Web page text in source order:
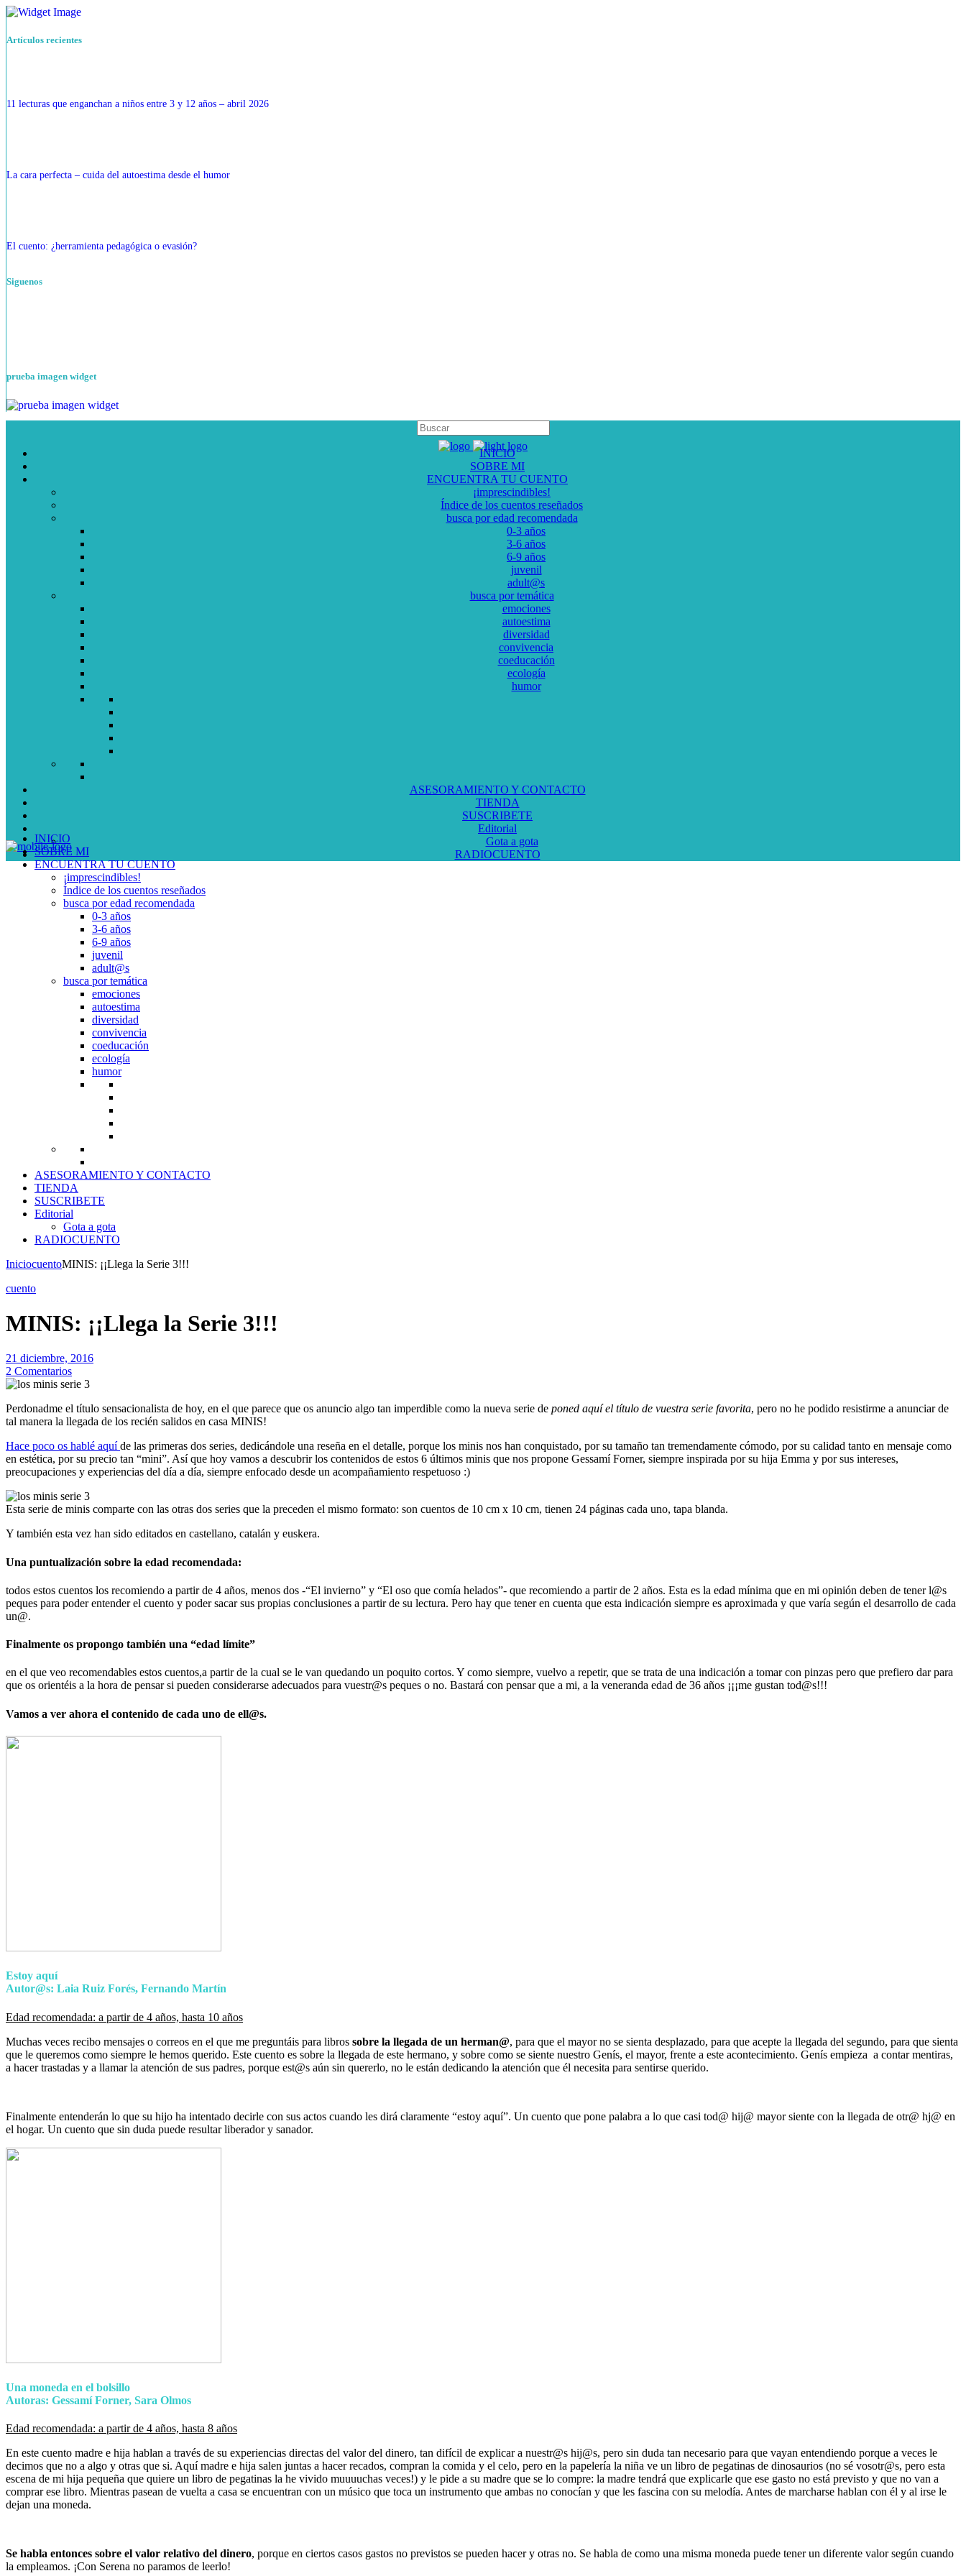
Artículos recientes
11 lecturas que enganchan a niños entre 3 y 12 años – abril 2026
La cara perfecta – cuida del autoestima desde el humor
El cuento: ¿herramienta pedagógica o evasión?
Siguenos
prueba imagen widget
INICIO
SOBRE MI
ENCUENTRA TU CUENTO
¡imprescindibles!
Índice de los cuentos reseñados
busca por edad recomendada
0-3 años
3-6 años
6-9 años
juvenil
adult@s
busca por temática
emociones
autoestima
diversidad
convivencia
coeducación
ecología
humor
ASESORAMIENTO Y CONTACTO
TIENDA
SUSCRIBETE
Editorial
Gota a gota
RADIOCUENTO
INICIO
SOBRE MI
ENCUENTRA TU CUENTO
¡imprescindibles!
Índice de los cuentos reseñados
busca por edad recomendada
0-3 años
3-6 años
6-9 años
juvenil
adult@s
busca por temática
emociones
autoestima
diversidad
convivencia
coeducación
ecología
humor
ASESORAMIENTO Y CONTACTO
TIENDA
SUSCRIBETE
Editorial
Gota a gota
RADIOCUENTO
IniciocuentoMINIS: ¡¡Llega la Serie 3!!!
cuento
MINIS: ¡¡Llega la Serie 3!!!
21 diciembre, 2016
2 Comentarios
Perdonadme el título sensacionalista de hoy, en el que parece que os anuncio algo tan imperdible como la nueva serie de poned aquí el título de vuestra serie favorita, pero no he podido resistirme a anunciar de
tal manera la llegada de los recién salidos en casa MINIS!
Hace poco os hablé aquíde las primeras dos series, dedicándole una reseña en el detalle, porque los minis nos han conquistado, por su tamaño tan tremendamente cómodo, por su calidad tanto en mensaje como
en estética, por su precio tan “mini”. Así que hoy vamos a descubrir los contenidos de estos 6 últimos minis que nos propone Gessamí Forner, siempre inspirada por su hija Emma y por sus intereses,
preocupaciones y experiencias del día a día, siempre enfocado desde un acompañamiento respetuoso :)
Esta serie de minis comparte con las otras dos series que la preceden el mismo formato: son cuentos de 10 cm x 10 cm, tienen 24 páginas cada uno, tapa blanda.
Y también esta vez han sido editados en castellano, catalán y euskera.
Una puntualización sobre la edad recomendada:
todos estos cuentos los recomiendo a partir de 4 años, menos dos -“El invierno” y “El oso que comía helados”- que recomiendo a partir de 2 años. Esta es la edad mínima que en mi opinión deben de tener l@s
peques para poder entender el cuento y poder sacar sus propias conclusiones a partir de su lectura. Pero hay que tener en cuenta que esta indicación siempre es aproximada y que varía según el desarrollo de cada
un@.
Finalmente os propongo también una “edad límite”
en el que veo recomendables estos cuentos,a partir de la cual se le van quedando un poquito cortos. Y como siempre, vuelvo a repetir, que se trata de una indicación a tomar con pinzas pero que prefiero dar para
que os orientéis a la hora de pensar si pueden considerarse adecuados para vuestr@s peques o no. Bastará con pensar que a mi, a la veneranda edad de 36 años ¡¡¡me gustan tod@s!!!
Vamos a ver ahora el contenido de cada uno de ell@s.
Estoy aquí
Autor@s: Laia Ruiz Forés, Fernando Martín
Edad recomendada: a partir de 4 años, hasta 10 años
Muchas veces recibo mensajes o correos en el que me preguntáis para libros sobre la llegada de un herman@, para que el mayor no se sienta desplazado, para que acepte la llegada del segundo, para que sienta
que le queremos como siempre le hemos querido. Este cuento es sobre la llegada de este hermano, y sobre como se siente nuestro Genís, el mayor, frente a este acontecimiento. Genís empieza a contar mentiras,
a hacer trastadas y a llamar la atención de sus padres, porque est@s aún sin quererlo, no le están dedicando la atención que él necesita para sentirse querido.
Finalmente entenderán lo que su hijo ha intentado decirle con sus actos cuando les dirá claramente “estoy aquí”. Un cuento que pone palabra a lo que casi tod@ hij@ mayor siente con la llegada de otr@ hj@ en
el hogar. Un cuento que sin duda puede resultar liberador y sanador.
Una moneda en el bolsillo
Autoras: Gessamí Forner, Sara Olmos
Edad recomendada: a partir de 4 años, hasta 8 años
En este cuento madre e hija hablan a través de su experiencias directas del valor del dinero, tan difícil de explicar a nuestr@s hij@s, pero sin duda tan necesario para que vayan entendiendo porque a veces le
decimos que no a algo y otras que si. Aquí madre e hija salen juntas a hacer recados, compran la comida y el celo, pero en la papelería la niña ve un libro de pegatinas de dinosaurios (no sé vosotr@s, pero esta
escena de mi hija pequeña que quiere un libro de pegatinas la he vivido muuuuchas veces!) y le pide a su madre que se lo compre: la madre tendrá que explicarle que ese gasto no está previsto y que no van a
comprar ese libro. Mientras pasean de vuelta a casa se encuentran con un músico que toca un instrumento que ambas no conocían y que les fascina con su melodía. Antes de marcharse hablan con él y al irse le
dejan una moneda.
Se habla entonces sobre el valor relativo del dinero, porque en ciertos casos gastos no previstos se pueden hacer y otras no. Se habla de como una misma moneda puede tener un diferente valor según cuando
la empleamos. ¡Con Serena no paramos de leerlo!